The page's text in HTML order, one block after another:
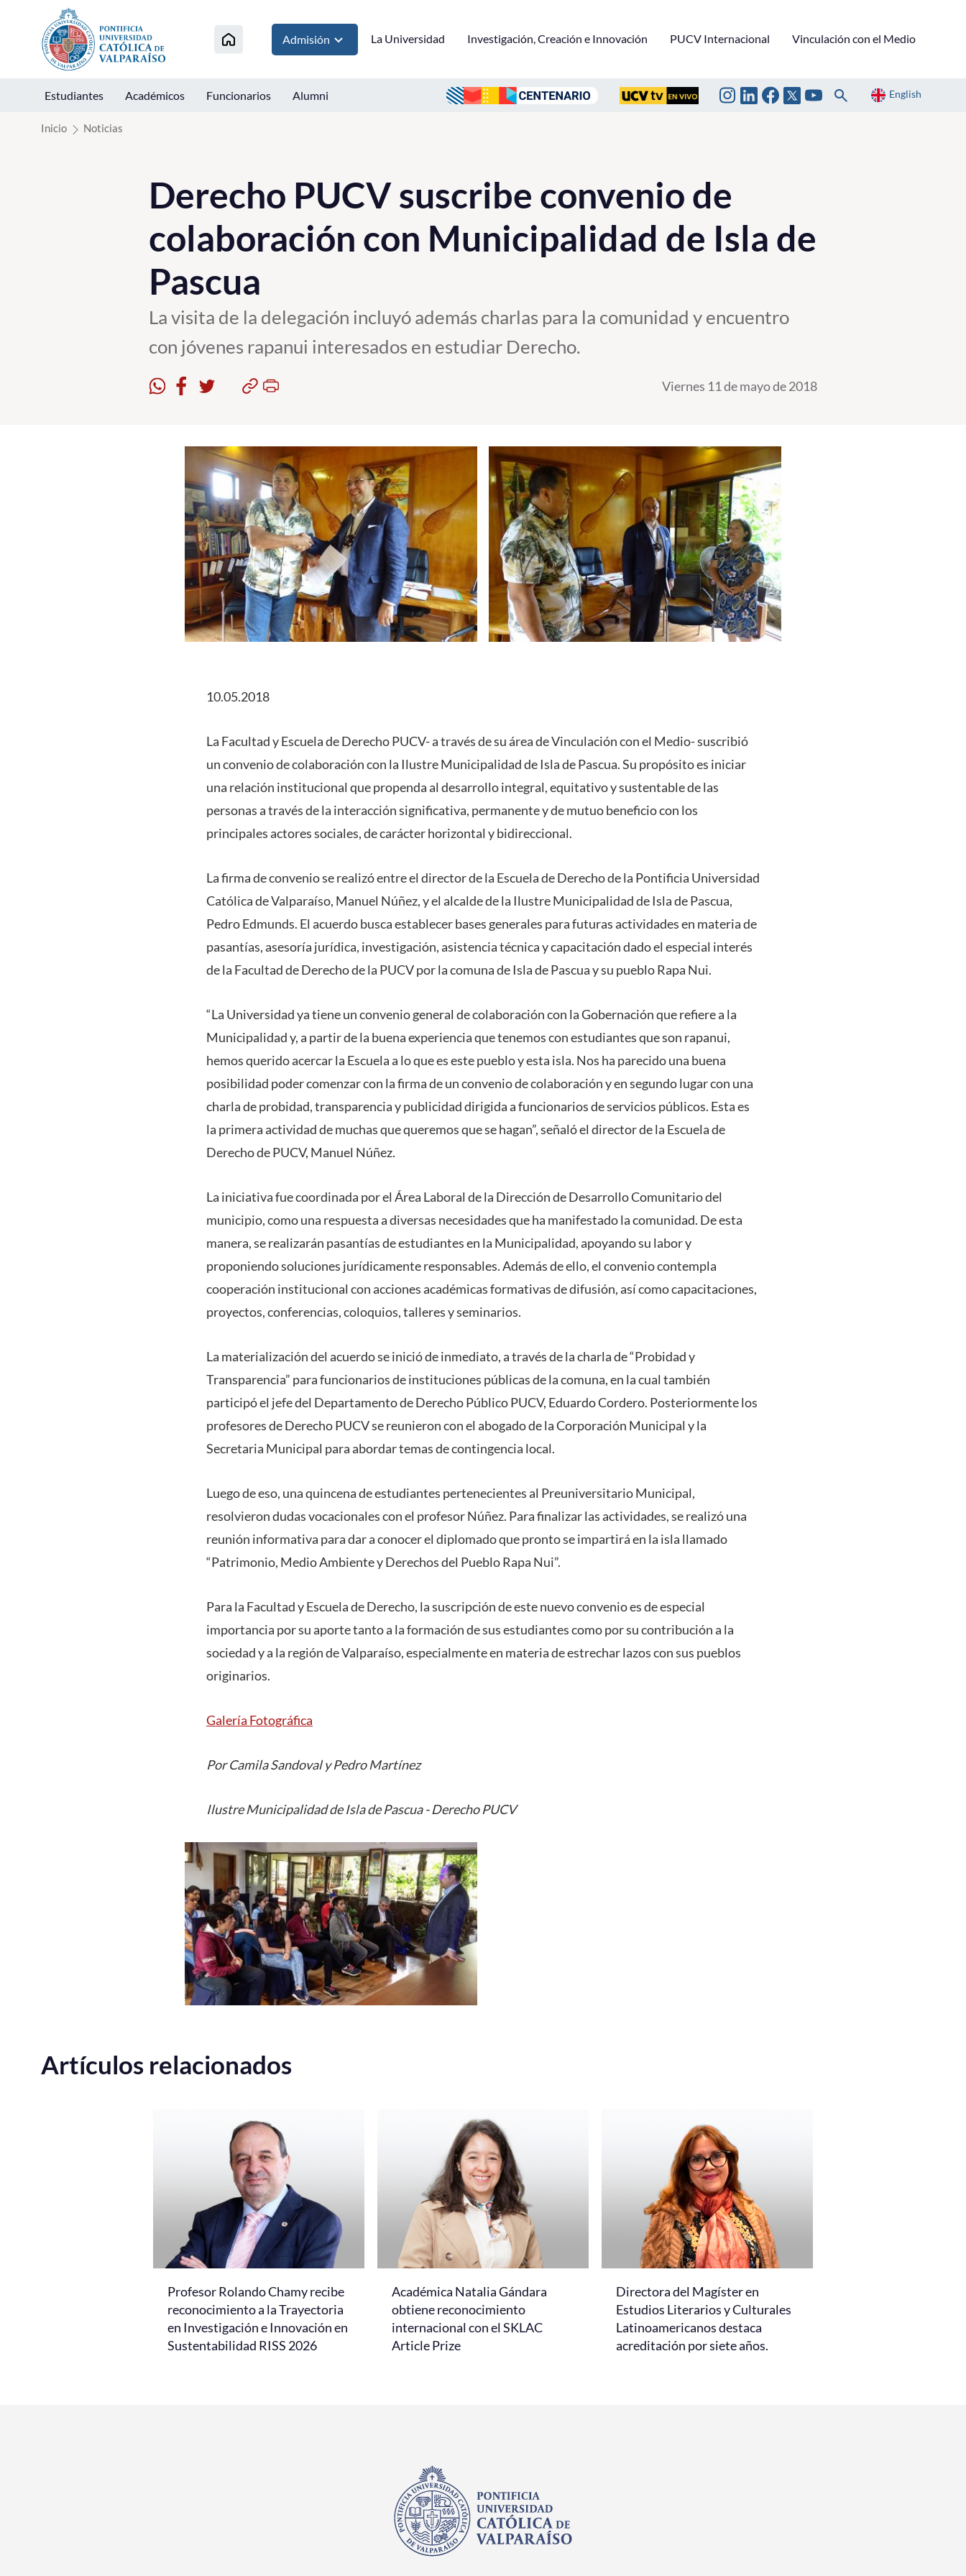
Click acá para ir directamente al contenido
Admisión La Universidad Investigación, Creación e Innovación PUCV Internacional Vinculación con el Medio
Estudiantes Académicos Funcionarios Alumni English
Inicio Noticias
Derecho PUCV suscribe convenio de
colaboración con Municipalidad de Isla de
Pascua
La visita de la delegación incluyó además charlas para la comunidad y encuentro
con jóvenes rapanui interesados en estudiar Derecho.
Viernes 11 de mayo de 2018
10.05.2018
La Facultad y Escuela de Derecho PUCV- a través de su área de Vinculación con el Medio- suscribió
un convenio de colaboración con la Ilustre Municipalidad de Isla de Pascua. Su propósito es iniciar
una relación institucional que propenda al desarrollo integral, equitativo y sustentable de las
personas a través de la interacción significativa, permanente y de mutuo beneficio con los
principales actores sociales, de carácter horizontal y bidireccional.
La firma de convenio se realizó entre el director de la Escuela de Derecho de la Pontificia Universidad
Católica de Valparaíso, Manuel Núñez, y el alcalde de la Ilustre Municipalidad de Isla de Pascua,
Pedro Edmunds. El acuerdo busca establecer bases generales para futuras actividades en materia de
pasantías, asesoría jurídica, investigación, asistencia técnica y capacitación dado el especial interés
de la Facultad de Derecho de la PUCV por la comuna de Isla de Pascua y su pueblo Rapa Nui.
“La Universidad ya tiene un convenio general de colaboración con la Gobernación que refiere a la
Municipalidad y, a partir de la buena experiencia que tenemos con estudiantes que son rapanui,
hemos querido acercar la Escuela a lo que es este pueblo y esta isla. Nos ha parecido una buena
posibilidad poder comenzar con la firma de un convenio de colaboración y en segundo lugar con una
charla de probidad, transparencia y publicidad dirigida a funcionarios de servicios públicos. Esta es
la primera actividad de muchas que queremos que se hagan”, señaló el director de la Escuela de
Derecho de PUCV, Manuel Núñez.
La iniciativa fue coordinada por el Área Laboral de la Dirección de Desarrollo Comunitario del
municipio, como una respuesta a diversas necesidades que ha manifestado la comunidad. De esta
manera, se realizarán pasantías de estudiantes en la Municipalidad, apoyando su labor y
proponiendo soluciones jurídicamente responsables. Además de ello, el convenio contempla
cooperación institucional con acciones académicas formativas de difusión, así como capacitaciones,
proyectos, conferencias, coloquios, talleres y seminarios.
La materialización del acuerdo se inició de inmediato, a través de la charla de “Probidad y
Transparencia” para funcionarios de instituciones públicas de la comuna, en la cual también
participó el jefe del Departamento de Derecho Público PUCV, Eduardo Cordero. Posteriormente los
profesores de Derecho PUCV se reunieron con el abogado de la Corporación Municipal y la
Secretaria Municipal para abordar temas de contingencia local.
Luego de eso, una quincena de estudiantes pertenecientes al Preuniversitario Municipal,
resolvieron dudas vocacionales con el profesor Núñez. Para finalizar las actividades, se realizó una
reunión informativa para dar a conocer el diplomado que pronto se impartirá en la isla llamado
“Patrimonio, Medio Ambiente y Derechos del Pueblo Rapa Nui”.
Para la Facultad y Escuela de Derecho, la suscripción de este nuevo convenio es de especial
importancia por su aporte tanto a la formación de sus estudiantes como por su contribución a la
sociedad y a la región de Valparaíso, especialmente en materia de estrechar lazos con sus pueblos
originarios.
Galería Fotográfica
Por Camila Sandoval y Pedro Martínez
Ilustre Municipalidad de Isla de Pascua - Derecho PUCV
Artículos relacionados
Profesor Rolando Chamy recibe
reconocimiento a la Trayectoria
en Investigación e Innovación en
Sustentabilidad RISS 2026
Académica Natalia Gándara
obtiene reconocimiento
internacional con el SKLAC
Article Prize
Directora del Magíster en
Estudios Literarios y Culturales
Latinoamericanos destaca
acreditación por siete años.